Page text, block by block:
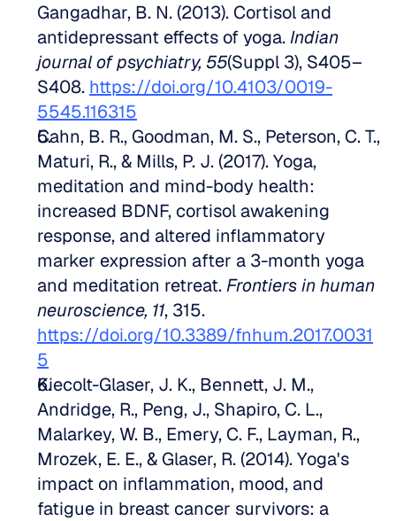
Gangadhar, B. N. (2013). Cortisol and
antidepressant effects of yoga. Indian
journal of psychiatry, 55(Suppl 3), S405–
S408. https://doi.org/10.4103/0019-
5545.116315
Cahn, B. R., Goodman, M. S., Peterson, C. T.,
Maturi, R., & Mills, P. J. (2017). Yoga,
meditation and mind-body health:
increased BDNF, cortisol awakening
response, and altered inflammatory
marker expression after a 3-month yoga
and meditation retreat. Frontiers in human
neuroscience, 11
https://doi.org/10.3389/fnhum.2017.0031
5
Kiecolt-Glaser, J. K., Bennett, J. M.,
Andridge, R., Peng, J., Shapiro, C. L.,
Malarkey, W. B., Emery, C. F., Layman, R.,
Mrozek, E. E., & Glaser, R. (2014). Yoga's
impact on inflammation, mood, and
fatigue in breast cancer survivors: a